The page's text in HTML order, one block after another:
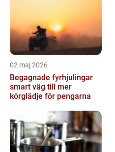
02 maj 2026
Begagnade fyrhjulingar
smart väg till mer
körglädje för pengarna